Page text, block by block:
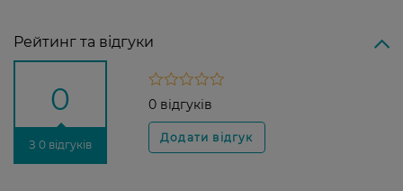
Рейтинг та відгуки
0
З 0 відгуків
0 відгуків